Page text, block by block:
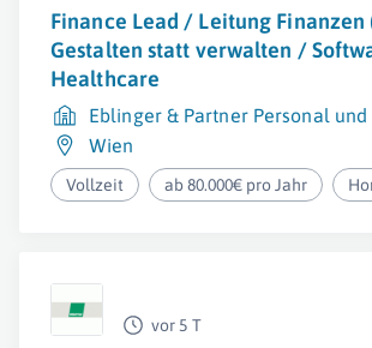
Finance Lead / Leitung
Gestalten statt verwalten /
Healthcare
Eblinger & Partner Personal
Wien
Vollzeit ab 80.000€ pro Jahr
vor 5 T